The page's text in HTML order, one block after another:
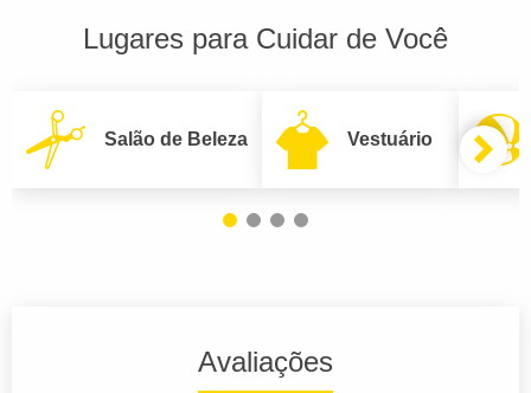
Lugares para Cuidar de Você
Salão de Beleza Vestuário
Avaliações